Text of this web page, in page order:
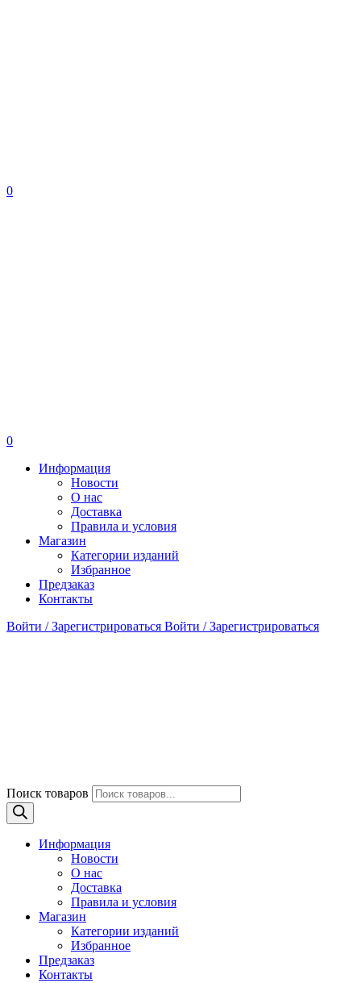
0
0
Информация
Новости
О нас
Доставка
Правила и условия
Магазин
Категории изданий
Избранное
Предзаказ
Контакты
Войти / Зарегистрироваться Войти / Зарегистрироваться
Поиск товаров
Информация
Новости
О нас
Доставка
Правила и условия
Магазин
Категории изданий
Избранное
Предзаказ
Контакты